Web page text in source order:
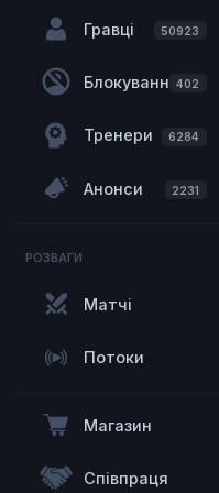
Гравці 50923
Блокування402
Тренери 6284
Анонси 2231
РОЗВАГИ
Матчі
Потоки
Магазин
Співпраця
E-sportowy
ЗАПИСАНО 90 /